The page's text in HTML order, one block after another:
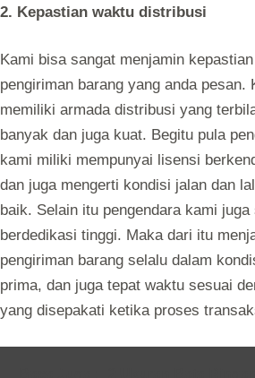
2. Kepastian waktu distribusi
Kami bisa sangat menjamin
pengiriman barang yang anda pesan.
memiliki armada distribusi yang
banyak dan juga kuat. Begitu pula
kami miliki mempunyai lisensi
dan juga mengerti kondisi jalan dan
baik. Selain itu pengendara kami juga
berdedikasi tinggi. Maka dari itu
pengiriman barang selalu dalam
prima, dan juga tepat waktu sesuai
yang disepakati ketika proses